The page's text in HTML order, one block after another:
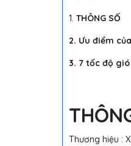
1. THÔNG SỐ
2. Ưu điểm
3. 7 tốc độ
Thương hiệu :